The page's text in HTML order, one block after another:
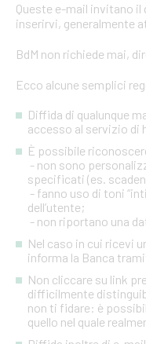
Queste e-mail invitano
inserirvi, generalmente
BdM non richiede mai,
Ecco alcune semplici
Diffida di qualunque
accesso al servizio di
È possibile
- non sono
specificati (es.
- fanno uso di toni
dell’utente;
- non riportano una
Nel caso in cui ricevi
informa la Banca
Non cliccare su link
difficilmente
non ti fidare: è
quello nel quale